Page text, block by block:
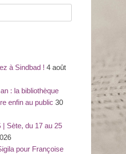
à Sindbad ! 4 août
: la bibliothèque
enfin au public 30
Sète, du 17 au 25
pour Françoise